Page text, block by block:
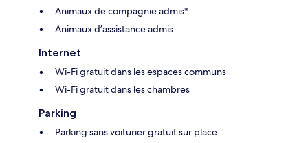
Animaux de compagnie admis*
Animaux d’assistance admis
Internet
Wi-Fi gratuit dans les espaces communs
Wi-Fi gratuit dans les chambres
Parking
Parking sans voiturier gratuit sur place